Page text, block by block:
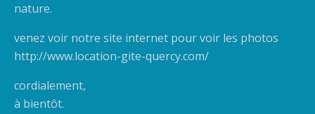
nature.
venez voir notre site internet pour voir les photos
http://www.location-gite-quercy.com/
cordialement,
à bientôt.